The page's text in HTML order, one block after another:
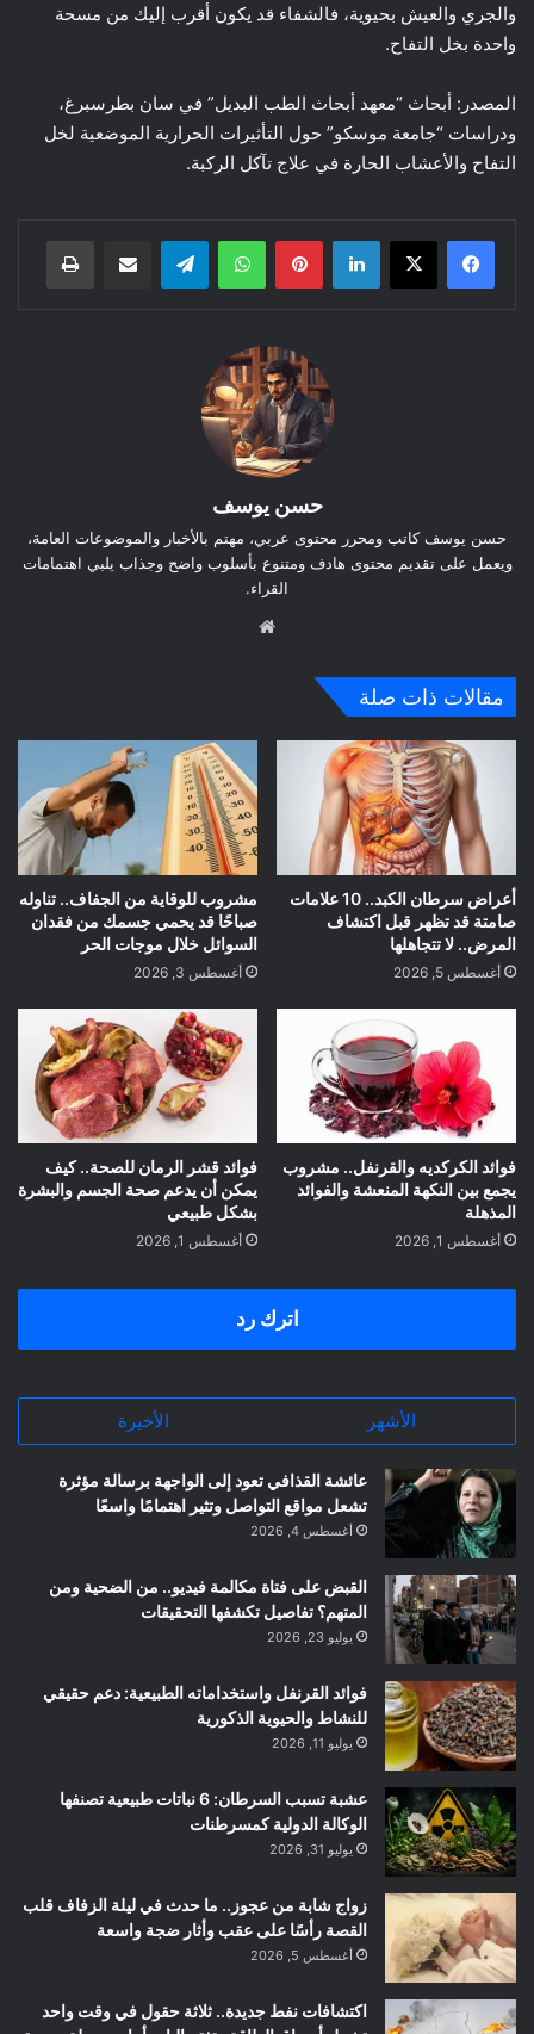
والجري والعيش بحيوية، فالشفاء قد يكون أقرب إليك من مسحة
واحدة بخل التفاح.
المصدر: أبحاث “معهد أبحاث الطب البديل” في سان بطرسبرغ،
ودراسات “جامعة موسكو” حول التأثيرات الحرارية الموضعية لخل
التفاح والأعشاب الحارة في علاج تآكل الركبة.
لينكدإن بينتيريست واتساب
حسن يوسف
حسن يوسف كاتب ومحرر محتوى عربي، مهتم بالأخبار والموضوعات العامة،
ويعمل على تقديم محتوى هادف ومتنوع بأسلوب واضح وجذاب يلبي اهتمامات
القراء.
مقالات ذات صلة
أعراض سرطان الكبد.. 10 علامات
صامتة قد تظهر قبل اكتشاف
المرض.. لا تتجاهلها
أغسطس 5, 2026
مشروب للوقاية من الجفاف.. تناوله
صباحًا قد يحمي جسمك من فقدان
السوائل خلال موجات الحر
أغسطس 3, 2026
فوائد الكركديه والقرنفل.. مشروب
يجمع بين النكهة المنعشة والفوائد
المذهلة
أغسطس 1, 2026
فوائد قشر الرمان للصحة.. كيف
يمكن أن يدعم صحة الجسم والبشرة
بشكل طبيعي
أغسطس 1, 2026
اترك رد
الأشهر الأخيرة
عائشة القذافي تعود إلى الواجهة برسالة مؤثرة
تشعل مواقع التواصل وتثير اهتمامًا واسعًا
أغسطس 4, 2026
القبض على فتاة مكالمة فيديو.. من الضحية ومن
المتهم؟ تفاصيل تكشفها التحقيقات
يوليو 23, 2026
فوائد القرنفل واستخداماته الطبيعية: دعم حقيقي
للنشاط والحيوية الذكورية
يوليو 11, 2026
عشبة تسبب السرطان: 6 نباتات طبيعية تصنفها
الوكالة الدولية كمسرطنات
يوليو 31, 2026
زواج شابة من عجوز.. ما حدث في ليلة الزفاف قلب
القصة رأسًا على عقب وأثار ضجة واسعة
أغسطس 5, 2026
اكتشافات نفط جديدة.. ثلاثة حقول في وقت واحد